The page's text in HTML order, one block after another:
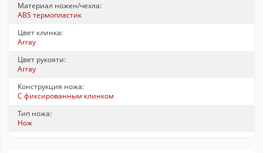
Материал ножен/чехла:
ABS термопластик
Цвет клинка:
Array
Цвет рукояти:
Array
Конструкция ножа:
С фиксированным клинком
Тип ножа:
Нож